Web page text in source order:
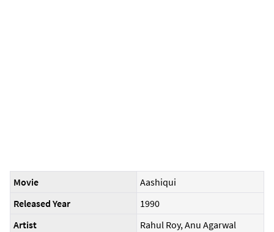
Movie
Aashiqui
Released Year
1990
Artist
Rahul Roy, Anu Agarwal